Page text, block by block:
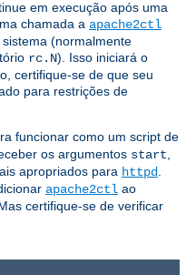
em execução após uma
chamada a apache2ctl
(normalmente
rc.N). Isso iniciará o
certifique-se de que seu
para restrições de
funcionar como um script de
os argumentos start
apropriados para httpd
apache2ctl ao
certifique-se de verificar